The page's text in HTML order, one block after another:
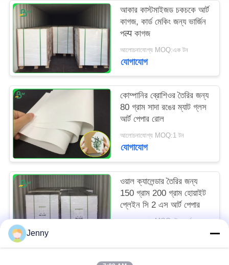
PRIVACY
POLICY
আকার কাস্টমাইজড চকচকে আর্ট
কাগজ, কার্ড মেকিং জন্য ভার্জিন
পल्प কাগজ
আলোচনাযোগ্য MOQ:এক টন
যোগাযোগ
কোম্পানির ব্রোশিওর তৈরির জন্য
80 গ্রাম সাদা রঙের ম্যাট গ্লস
আর্ট পেপার রোল
আলোচনাযোগ্য MOQ:1 টন
যোগাযোগ
ওয়াল ক্যালেন্ডার তৈরির জন্য
150 গ্রাম 200 গ্রাম হোয়াইট
প্লেইন সি 2 এস আর্ট পেপার
আলোচনাযোগ্য MOQ:স্ট্যান্ডার্ড আকারের জন্য 1 টন এবং বিশেষ আকারের জন্য 5 টন
Jenny